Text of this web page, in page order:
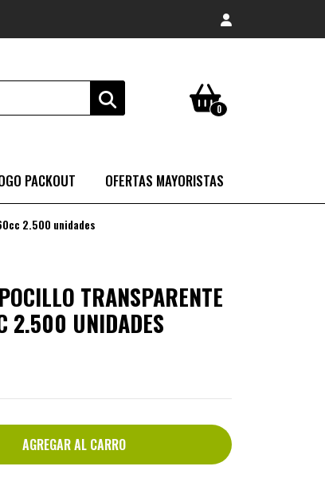
0
PACKOUT OFERTAS MAYORISTAS
2.500 unidades
TRANSPARENTE
2.500 UNIDADES